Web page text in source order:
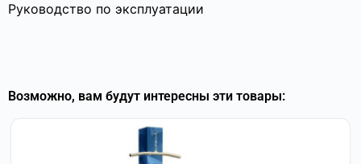
Руководство по эксплуатации
Возможно, вам будут интересны эти товары: